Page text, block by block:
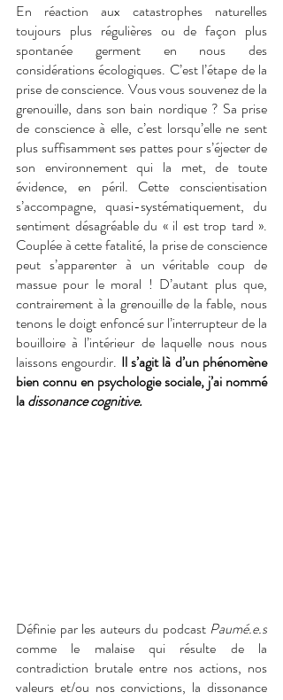
En réaction aux catastrophes naturelles
toujours plus régulières ou de façon plus
spontanée germent en nous des
considérations écologiques. C’est l’étape de la
prise de conscience. Vous vous souvenez de la
grenouille, dans son bain nordique ? Sa prise
de conscience à elle, c’est lorsqu’elle ne sent
plus suffisamment ses pattes pour s’éjecter de
son environnement qui la met, de toute
évidence, en péril. Cette conscientisation
s’accompagne, quasi-systématiquement, du
sentiment désagréable du « il est trop tard ».
Couplée à cette fatalité, la prise de conscience
peut s’apparenter à un véritable coup de
massue pour le moral ! D’autant plus que,
contrairement à la grenouille de la fable, nous
tenons le doigt enfoncé sur l’interrupteur de la
bouilloire à l’intérieur de laquelle nous nous
laissons engourdir. Il s’agit là d’un phénomène
bien connu en psychologie sociale, j’ai nommé
la dissonance cognitive.
Définie par les auteurs du podcast
comme le malaise qui résulte de la
contradiction brutale entre nos actions, nos
valeurs et/ou nos convictions, la dissonance